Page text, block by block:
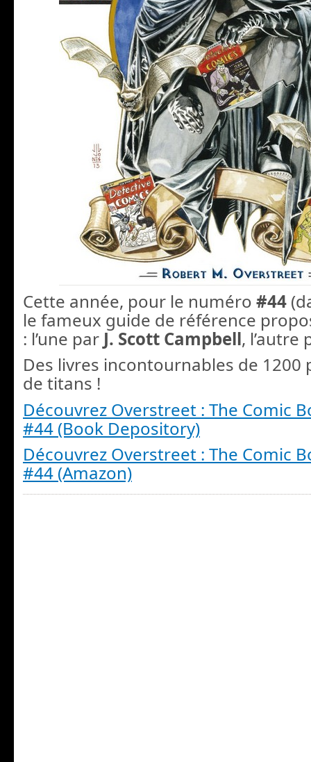
Cette année, pour le numéro #44
le fameux guide de référence
: l’une par J. Scott Campbell, l’autre
Des livres incontournables de 1200
de titans !
Découvrez Overstreet : The Comic
#44 (Book Depository)
Découvrez Overstreet : The Comic
#44 (Amazon)